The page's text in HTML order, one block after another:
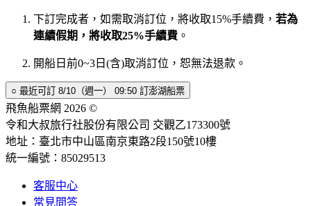
下訂完成者，如需取消訂位，將收取15%手續費， 若為
連續假期，將收取25%手續費 。
開船日前0~3日(含)取消訂位，恕無法退款。
○ 最近可訂 8/10（週一） 09:50 訂澎湖船票
飛魚船票網 2026 ©
令和大叔旅行社股份有限公司 交觀乙173300號
地址：臺北市中山區南京東路2段150號10樓
統一編號：85029513
客服中心
常見問答